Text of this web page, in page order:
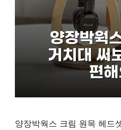
양장박웍스 크림 원목 헤드